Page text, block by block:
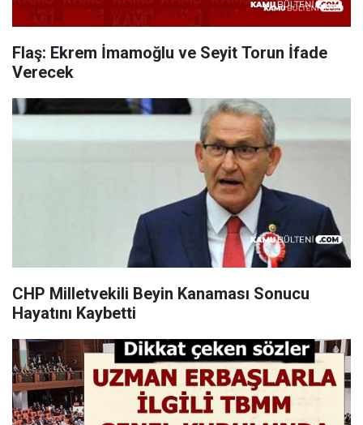
Flaş: Ekrem İmamoğlu ve Seyit Torun İfade
Verecek
CHP Milletvekili Beyin Kanaması Sonucu
Hayatını Kaybetti